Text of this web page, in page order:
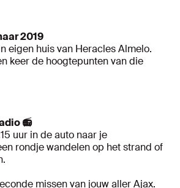
2019
eigen huis van Heracles Almelo.
keer de hoogtepunten van die
📻
uur in de auto naar je
rondje wandelen op het strand of
missen van jouw aller Ajax.